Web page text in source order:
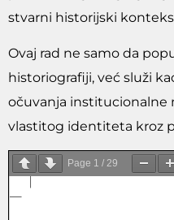
stvarni historijski
Ovaj rad ne samo da
historiografiji, već služi
očuvanja institucionalne
vlastitog identiteta kroz
Page 1 / 29